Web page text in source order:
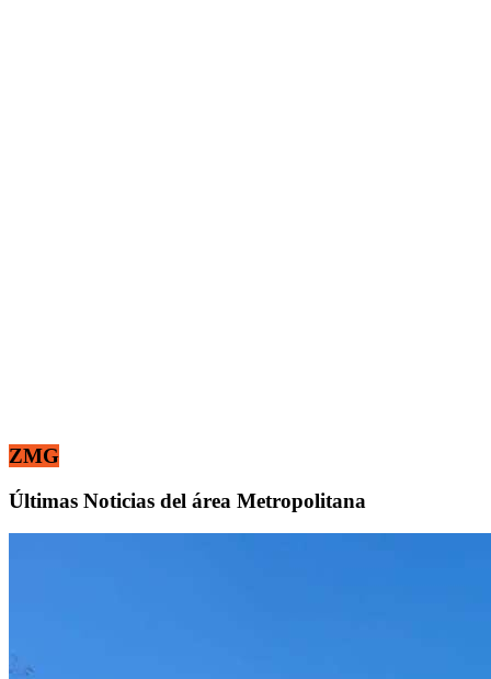
ZMG
Últimas Noticias del área Metropolitana